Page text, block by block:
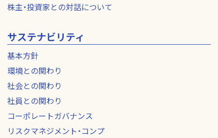
株主・投資家との対話について
サステナビリティ
基本方針
環境との関わり
社会との関わり
社員との関わり
コーポレートガバナンス
リスクマネジメント・コンプ